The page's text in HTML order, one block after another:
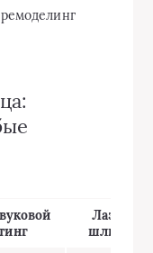
Лазерная